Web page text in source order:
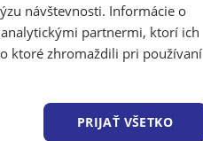
návštevnosti. Informácie o
partnermi, ktorí ich
ktoré zhromaždili pri používaní
PRIJAŤ VŠETKO